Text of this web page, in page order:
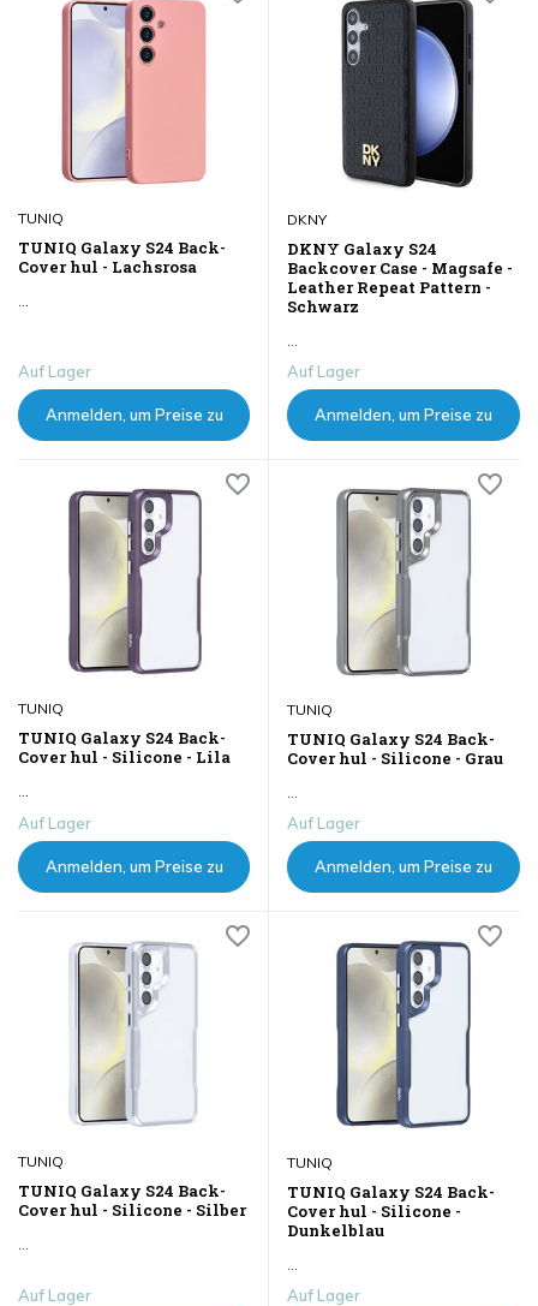
TUNIQ
TUNIQ Galaxy S24 Back-
Cover hul - Lachsrosa
Auf Lager
Anmelden, um Preise zu
DKNY
DKNY Galaxy S24
Backcover Case - Magsafe -
Leather Repeat Pattern -
Schwarz
Auf Lager
Anmelden, um Preise zu
TUNIQ
TUNIQ Galaxy S24 Back-
Cover hul - Silicone - Lila
...
Auf Lager
Anmelden, um Preise zu
TUNIQ
TUNIQ Galaxy S24 Back-
Cover hul - Silicone - Grau
...
Auf Lager
Anmelden, um Preise zu
TUNIQ
TUNIQ Galaxy S24 Back-
Cover hul - Silicone - Silber
Auf Lager
TUNIQ
TUNIQ Galaxy S24 Back-
Cover hul - Silicone -
Dunkelblau
Auf Lager